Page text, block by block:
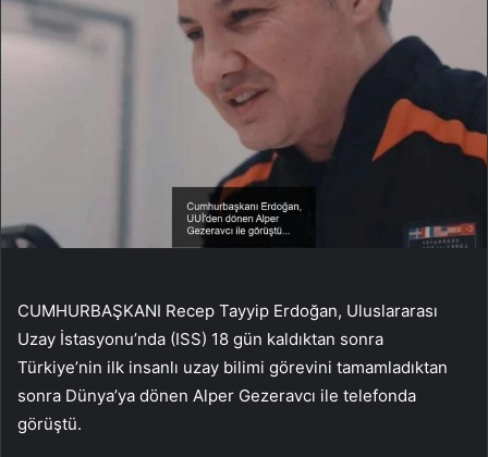
CUMHURBAŞKANI Recep Tayyip Erdoğan, Uluslararası
Uzay İstasyonu’nda (ISS) 18 gün kaldıktan sonra
Türkiye’nin ilk insanlı uzay bilimi görevini tamamladıktan
sonra Dünya’ya dönen Alper Gezeravcı ile telefonda
görüştü.